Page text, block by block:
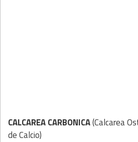
CALCAREA CARBONICA(Calcarea
de Calcio)